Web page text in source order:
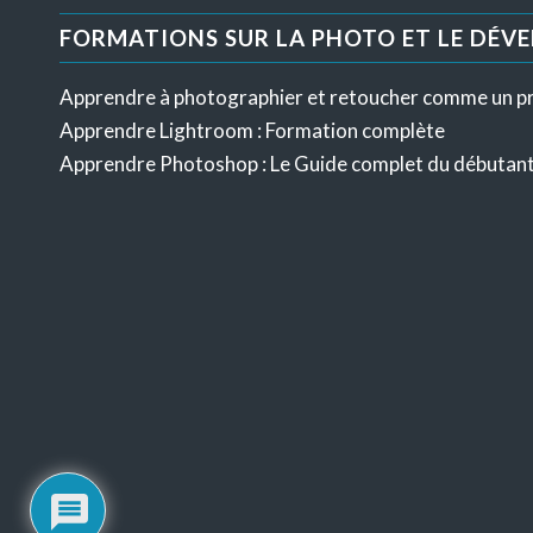
FORMATIONS SUR LA PHOTO ET LE
Apprendre à photographier et retoucher comme un
Apprendre Lightroom : Formation complète
Apprendre Photoshop : Le Guide complet du débutant